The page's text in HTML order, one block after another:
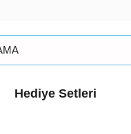
Hediye Setleri